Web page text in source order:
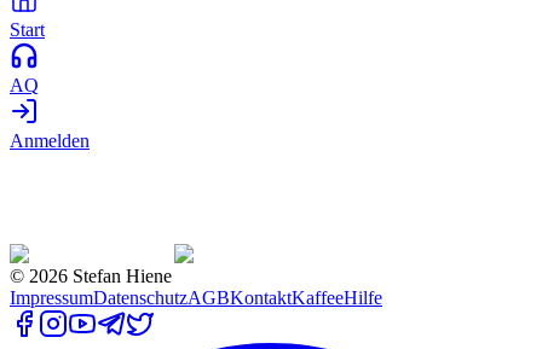
Start
AQ
Anmelden
© 2026 Stefan Hiene
ImpressumDatenschutzAGBKontaktKaffeeHilfe